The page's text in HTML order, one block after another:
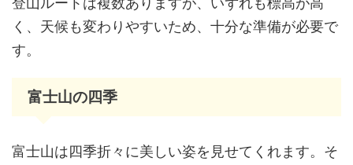
く、天候も変わりやすいため、十分な準備が必要で
す。
富士山の四季
富士山は四季折々に美しい姿を見せてくれます。そ